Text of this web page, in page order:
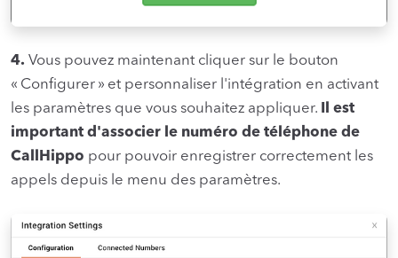
4. Vous pouvez maintenant cliquer sur le bouton
« Configurer » et personnaliser l'intégration en activant
les paramètres que vous souhaitez appliquer.
Il est
important d'associer le numéro de téléphone de
CallHippo pour pouvoir enregistrer correctement les
appels depuis le menu des paramètres.